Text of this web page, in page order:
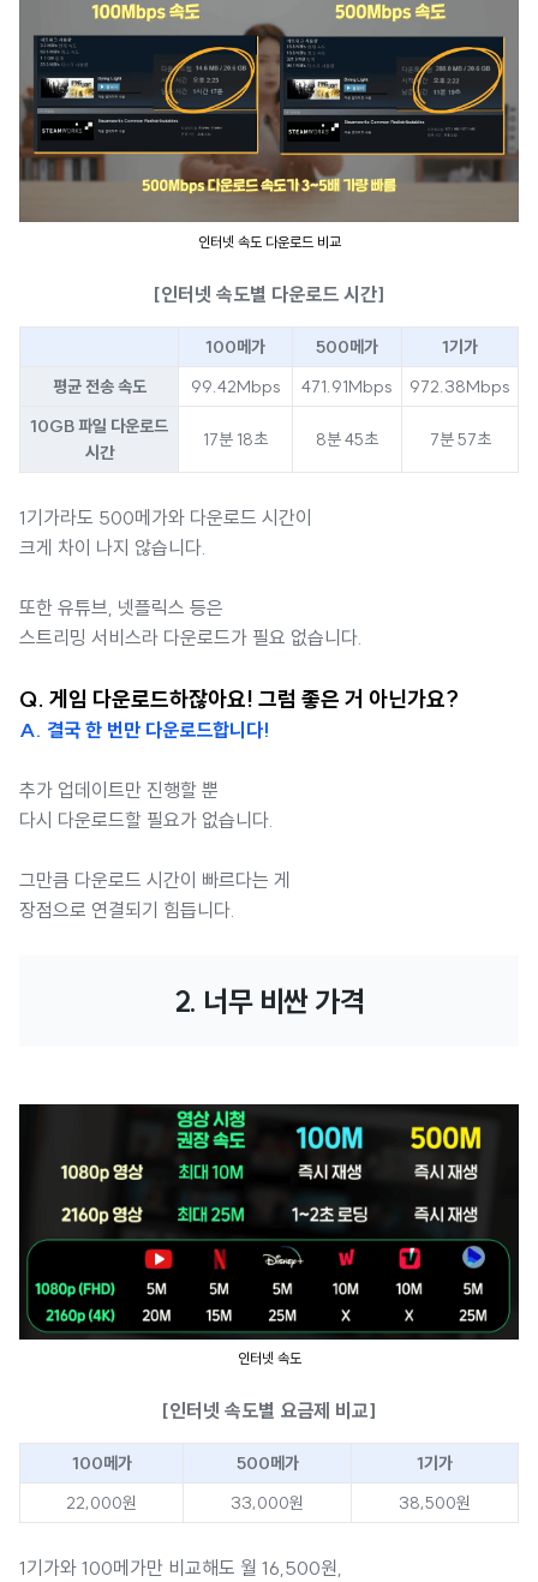
인터넷 속도 다운로드 비교
[인터넷 속도별 다운로드 시간]
100메가 500메가
1기가
평균 전송 속도
99.42Mbps 471.91Mbps
972.38Mbps
10GB 파일 다운로드
시간
17분 18초 8분 45초 7분 57초
1기가라도 500메가와 다운로드 시간이
크게 차이 나지 않습니다.
또한 유튜브, 넷플릭스 등은
스트리밍 서비스라 다운로드가 필요 없습니다.
Q. 게임 다운로드하잖아요! 그럼 좋은 거 아닌가요?
A. 결국 한 번만 다운로드합니다!
추가 업데이트만 진행할 뿐
다시 다운로드할 필요가 없습니다.
그만큼 다운로드 시간이 빠르다는 게
장점으로 연결되기 힘듭니다.
2. 너무 비싼 가격
인터넷 속도
[인터넷 속도별 요금제 비교]
100메가 500메가
1기가
22,000원
33,000원 38,500원
1기가와 100메가만 비교해도 월 16,500원,